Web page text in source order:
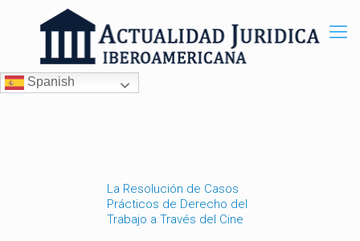
Spanish
La Resolución de Casos
Prácticos de Derecho del
Trabajo a Través del Cine